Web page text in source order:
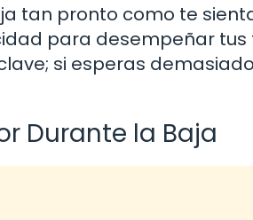
tan pronto como te
para desempeñar
si esperas
Durante la Baja